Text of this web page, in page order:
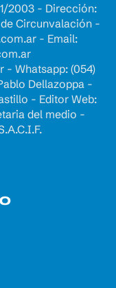
2003 - Dirección:
Circunvalación -
- Email:
- Whatsapp: (054)
Dellazoppa -
- Editor Web:
del medio -